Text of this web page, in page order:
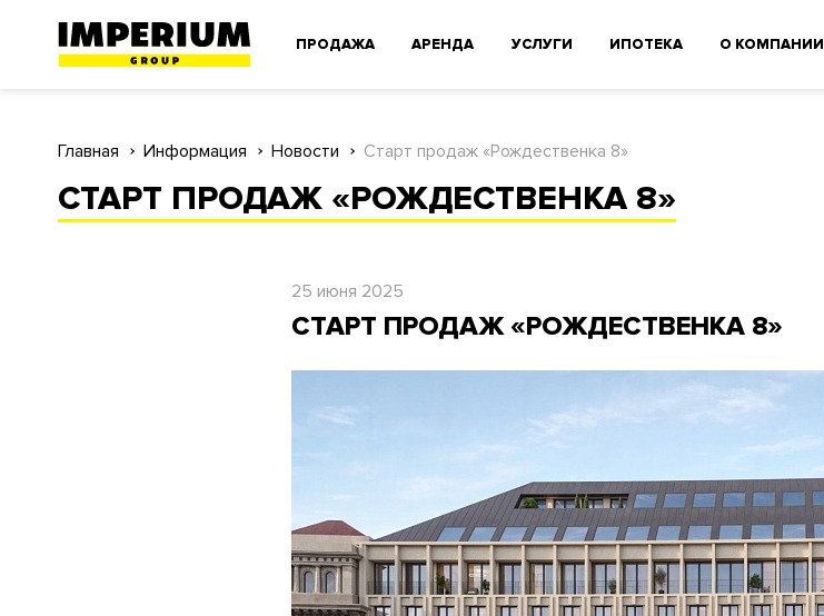
ПРОДАЖА АРЕНДА УСЛУГИ ИПОТЕКА О КОМПАНИИ
Главная Информация Новости Старт продаж «Рождественка 8»
СТАРТ ПРОДАЖ «РОЖДЕСТВЕНКА 8»
25 июня 2025
СТАРТ ПРОДАЖ «РОЖДЕСТВЕНКА 8»